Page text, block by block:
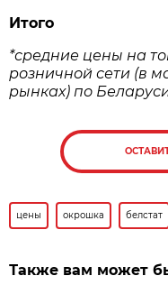
Итого
*средние цены на
розничной сети (в
рынках) по
цены окрошка белстат
Также вам может